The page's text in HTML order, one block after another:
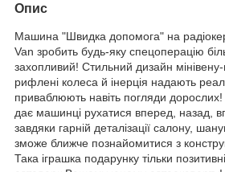
Опис
Машина "Швидка допомога" на
Van зробить будь-яку спецоперацію
захопливий! Стильний дизайн мінівену-
рифлені колеса й інерція надають
приваблюють навіть погляди
дає машинці рухатися вперед, назад,
завдяки гарній деталізації салону,
зможе ближче познайомитися з
Така іграшка подарунку тільки